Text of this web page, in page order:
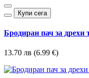
Купи сега
Бродиран пач за дрехи
13.70 лв (6.99 €)